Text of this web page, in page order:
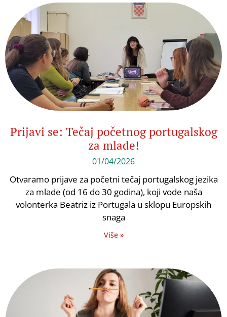
Prijavi se: Tečaj početnog portugalskog
za mlade!
01/04/2026
Otvaramo prijave za početni tečaj portugalskog jezika
za mlade (od 16 do 30 godina), koji vode naša
volonterka Beatriz iz Portugala u sklopu Europskih
snaga
Više »